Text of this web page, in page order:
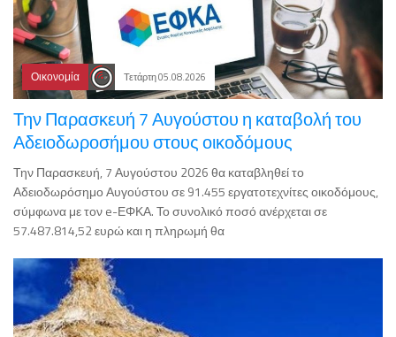
Οικονομία Τετάρτη 05.08.2026
Την Παρασκευή 7 Αυγούστου η καταβολή του
Αδειοδωροσήμου στους οικοδόμους
Την Παρασκευή, 7 Αυγούστου 2026 θα καταβληθεί το
Αδειοδωρόσημο Αυγούστου σε 91.455 εργατοτεχνίτες οικοδόμους,
σύμφωνα με τον e-ΕΦΚΑ. Το συνολικό ποσό ανέρχεται σε
57.487.814,52 ευρώ και η πληρωμή θα